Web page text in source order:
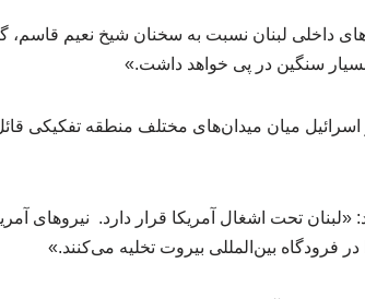
داخلی لبنان نسبت به سخنان شیخ نعیم
سنگین در پی خواهد داشت.»
میان میدان‌های مختلف منطقه تفکیکی
تحت اشغال آمریکا قرار دارد. نیروهای
فرودگاه بین‌المللی بیروت تخلیه می‌کنند.»